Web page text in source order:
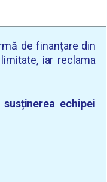
de finanțare din
iar reclama
echipei